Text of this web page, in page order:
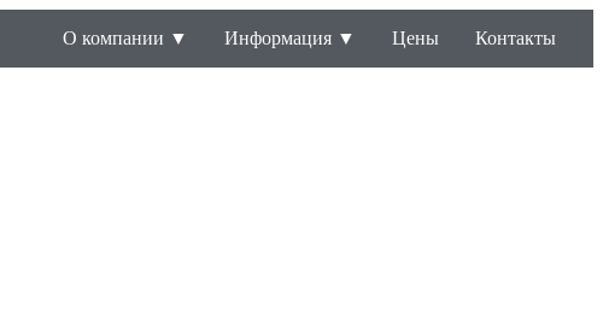
О компании ▼ Информация ▼ Цены Контакты